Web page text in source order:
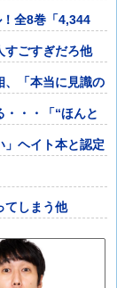
全8巻「4,344
すごすぎだろ他
、「本当に見識の
・・「“ほんと
」ヘイト本と認定
てしまう他